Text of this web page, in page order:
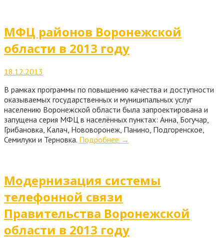
МФЦ районов Воронежской
области в 2013 году
18.12.2013
В рамках программы по повышению качества и доступности
оказываемых государственных и муниципальных услуг
населению Воронежской области была запроектирована и
запущена серия МФЦ в населённых пунктах: Анна, Богучар,
Грибановка, Калач, Нововоронеж, Панино, Подгоренское,
Семилуки и Терновка. Подробнее →
Модернизация системы
телефонной связи
Правительства Воронежской
области в 2013 году